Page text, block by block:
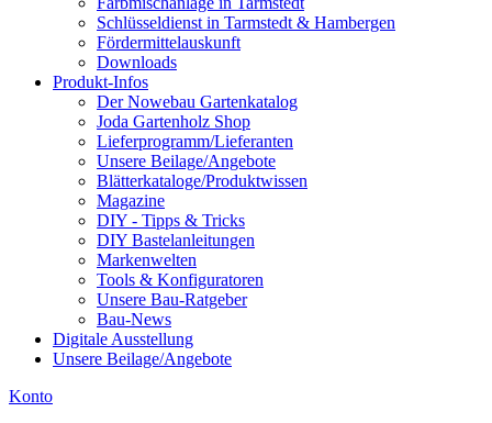
Schlüsseldienst in Tarmstedt & Hambergen
Fördermittelauskunft
Downloads
Produkt-Infos
Der Nowebau Gartenkatalog
Joda Gartenholz Shop
Lieferprogramm/Lieferanten
Unsere Beilage/Angebote
Blätterkataloge/Produktwissen
Magazine
DIY - Tipps & Tricks
DIY Bastelanleitungen
Markenwelten
Tools & Konfiguratoren
Unsere Bau-Ratgeber
Bau-News
Digitale Ausstellung
Unsere Beilage/Angebote
Konto